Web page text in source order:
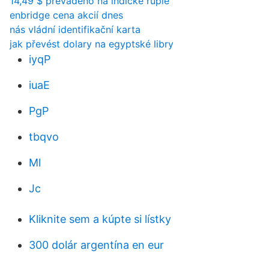
enbridge cena akcií dnes
nás vládní identifikační karta
jak převést dolary na egyptské libry
iyqP
iuaE
PgP
tbqvo
Ml
Jc
Kliknite sem a kúpte si lístky
300 dolár argentína en eur